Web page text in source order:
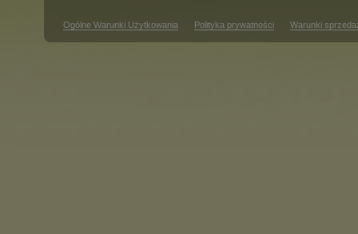
Ogólne Warunki Użytkowania Polityka prywatności Warunki